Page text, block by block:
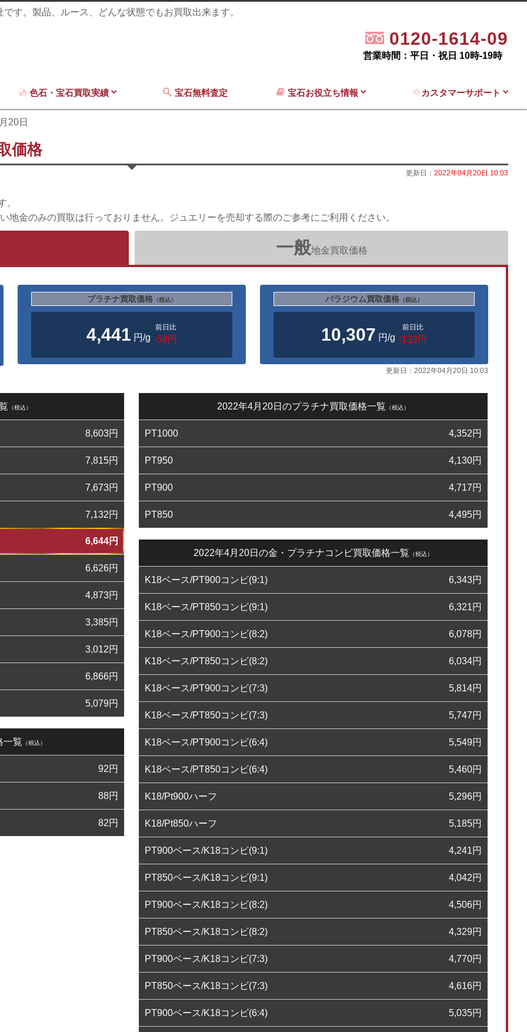
す。製品、ルース、どんな状態でもお買取出来ます。
0120-1614-09
営業時間：平日・祝日 10時-19時
色石・宝石買取実績 宝石無料査定 宝石お役立ち情報 カスタマーサポート
20日
価格
更新日： 2022年04月20日 10:03
。
金のみの買取は行っておりません。ジュエリーを売却する際のご参考にご利用ください。
一般地金買取価格
プラチナ買取価格（税込）
4,441 円/g
前日比
-58円
パラジウム買取価格 （税込）
10,307 円/g
前日比
-132円
更新日： 2022年04月20日 10:03
（税込）
8,603円
7,815円
7,673円
7,132円
6,644円
6,626円
4,873円
3,385円
3,012円
6,866円
5,079円
一覧 （税込）
92円
88円
82円
2022年4月20日のプラチナ買取価格一覧 （税込）
PT1000 4,352円
PT950 4,130円
PT900 4,717円
PT850 4,495円
2022年4月20日の金・プラチナコンビ買取価格一覧 （税込）
K18ベース/PT900コンビ(9:1) 6,343円
K18ベース/PT850コンビ(9:1) 6,321円
K18ベース/PT900コンビ(8:2) 6,078円
K18ベース/PT850コンビ(8:2) 6,034円
K18ベース/PT900コンビ(7:3) 5,814円
K18ベース/PT850コンビ(7:3) 5,747円
K18ベース/PT900コンビ(6:4) 5,549円
K18ベース/PT850コンビ(6:4) 5,460円
K18/Pt900ハーフ 5,296円
K18/Pt850ハーフ 5,185円
PT900ベース/K18コンビ(9:1) 4,241円
PT850ベース/K18コンビ(9:1) 4,042円
PT900ベース/K18コンビ(8:2) 4,506円
PT850ベース/K18コンビ(8:2) 4,329円
PT900ベース/K18コンビ(7:3) 4,770円
PT850ベース/K18コンビ(7:3) 4,616円
PT900ベース/K18コンビ(6:4) 5,035円